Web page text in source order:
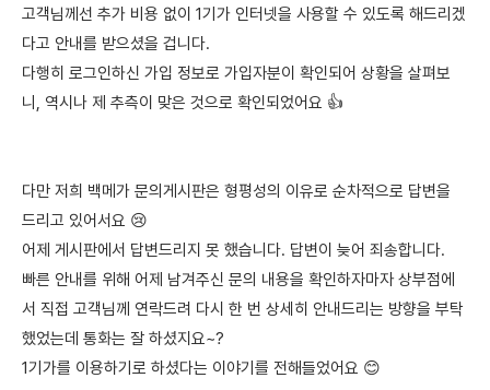
고객님께선 추가 비용 없이 1기가 인터넷을 사용할 수 있도록 해드리겠
다고 안내를 받으셨을 겁니다.
다행히 로그인하신 가입 정보로 가입자분이 확인되어 상황을 살펴보
니, 역시나 제 추측이 맞은 것으로 확인되었어요 👍
다만 저희 백메가 문의게시판은 형평성의 이유로 순차적으로 답변을
드리고 있어서요 😢
어제 게시판에서 답변드리지 못 했습니다. 답변이 늦어 죄송합니다.
빠른 안내를 위해 어제 남겨주신 문의 내용을 확인하자마자 상부점에
서 직접 고객님께 연락드려 다시 한 번 상세히 안내드리는 방향을 부탁
했었는데 통화는 잘 하셨지요~?
1기가를 이용하기로 하셨다는 이야기를 전해들었어요 😊